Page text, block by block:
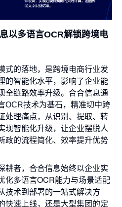
以多语言OCR解锁跨境电
式的落地，是跨境电商行业发
的智能化水平，影响了企业能
全链路效率升级。合合信息通
OCR技术为基石，精准切中跨
处理痛点，从识别、提取、转
现智能化升级，让企业摆脱人
政的流程简化、效率提升优势
耕者，合合信息始终以企业实
化多语言OCR能力与场景适配
技术到部署的一站式解决方
快速上线，还是大型集团的定